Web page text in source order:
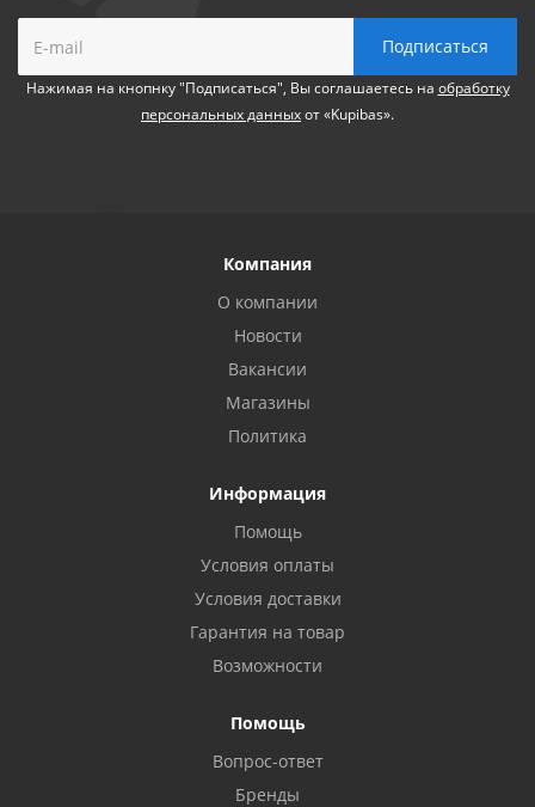
Нажимая на кнопнку "Подписаться", Вы соглашаетесь на обработку
персональных данныхот «Kupibas».
Компания
О компании
Новости
Вакансии
Магазины
Политика
Информация
Помощь
Условия оплаты
Условия доставки
Гарантия на товар
Возможности
Помощь
Вопрос-ответ
Бренды